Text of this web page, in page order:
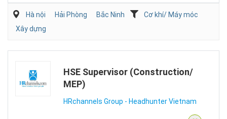
Hà nội Hải Phòng Bắc Ninh
Cơ khí/ Máy móc
Xây dựng
HSE Supervisor (Construction/
MEP)
HRchannels Group - Headhunter Vietnam